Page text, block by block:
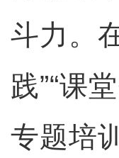
斗力。
践”“课
专题培